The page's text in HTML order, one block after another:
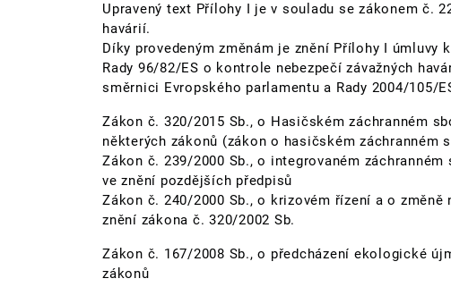
Upravený text Přílohy I je v souladu se zákonem č.
havárií.
Díky provedeným změnám je znění Přílohy I
Rady 96/82/ES o kontrole nebezpečí závažných
směrnici Evropského parlamentu a Rady 2004/105/
Zákon č. 320/2015 Sb., o Hasičském záchranném
některých zákonů (zákon o hasičském záchranném
Zákon č. 239/2000 Sb., o integrovaném
ve znění pozdějších předpisů
Zákon č. 240/2000 Sb., o krizovém řízení a o
znění zákona č. 320/2002 Sb.
Zákon č. 167/2008 Sb., o předcházení ekologické
zákonů